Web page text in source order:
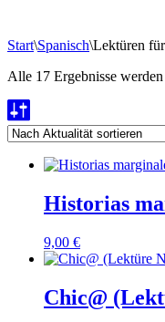
Start\Spanisch\Lektüren
Alle 17 Ergebnisse
Historias
9,00 €
Chic@